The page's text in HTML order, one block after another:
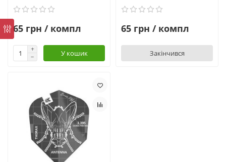
65 грн / компл
У кошик
65 грн / компл
Закінчився